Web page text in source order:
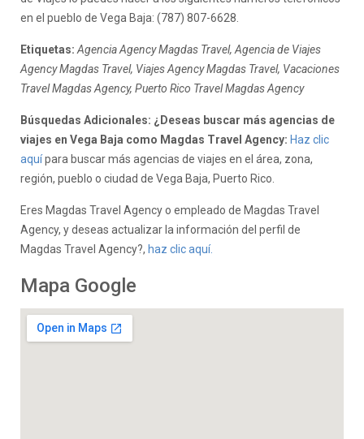
en el pueblo de Vega Baja: (787) 807-6628.
Etiquetas: Agencia Agency Magdas Travel, Agencia de Viajes
Agency Magdas Travel, Viajes Agency Magdas Travel, Vacaciones
Travel Magdas Agency, Puerto Rico Travel Magdas Agency
Búsquedas Adicionales: ¿Deseas buscar más agencias de
viajes en Vega Baja como Magdas Travel Agency: Haz clic
aquípara buscar más agencias de viajes en el área, zona,
región, pueblo o ciudad de Vega Baja, Puerto Rico.
Eres Magdas Travel Agency o empleado de Magdas Travel
Agency, y deseas actualizar la información del perfil de
Magdas Travel Agency?, haz clic aquí.
Mapa Google